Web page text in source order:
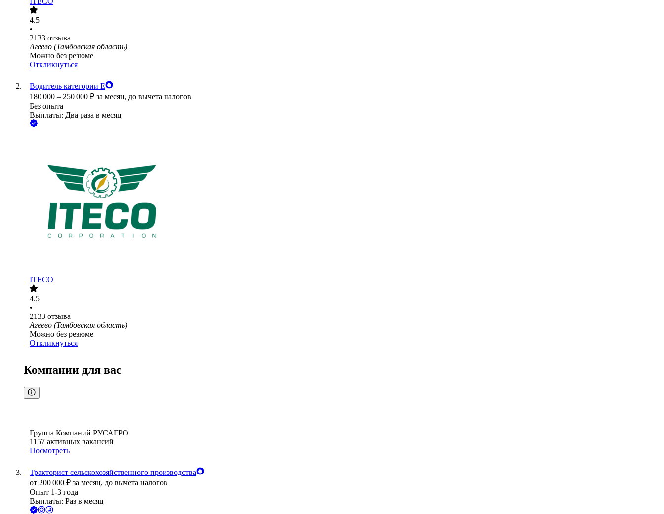
4.5
•
2133 отзыва
Агеево (Тамбовская область)
Можно без резюме
Откликнуться
Водитель категории Е
180 000 – 250 000 ₽ за месяц, до вычета налогов
Без опыта
Выплаты: Два раза в месяц
ITECO
4.5
•
2133 отзыва
Агеево (Тамбовская область)
Можно без резюме
Откликнуться
Компании для вас
Группа Компаний РУСАГРО
1157 активных вакансий
Посмотреть
Тракторист сельскохозяйственного производства
от 200 000 ₽ за месяц, до вычета налогов
Опыт 1-3 года
Выплаты: Раз в месяц